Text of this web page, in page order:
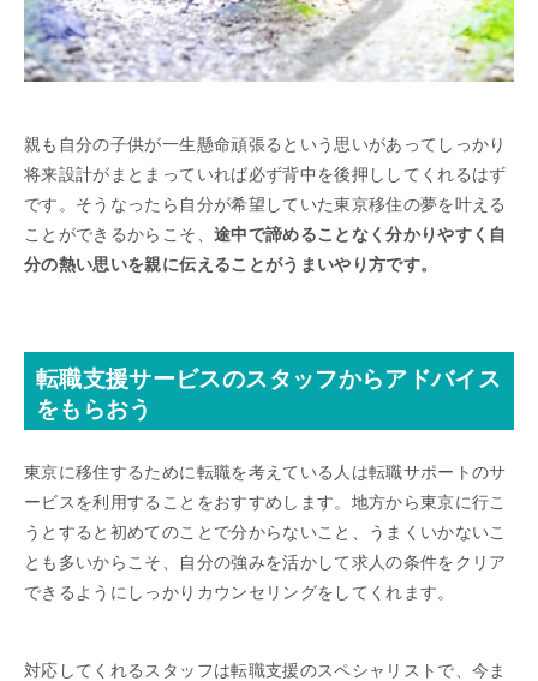
親も自分の子供が一生懸命頑張るという思いがあってしっかり
将来設計がまとまっていれば必ず背中を後押ししてくれるはず
です。そうなったら自分が希望していた東京移住の夢を叶える
ことができるからこそ、 途中で諦めることなく分かりやすく自
分の熱い思いを親に伝えることがうまいやり方です。
転職支援サービスのスタッフからアドバイス
をもらおう
東京に移住するために転職を考えている人は転職サポートのサ
ービスを利用することをおすすめします。地方から東京に行こ
うとすると初めてのことで分からないこと、うまくいかないこ
とも多いからこそ、自分の強みを活かして求人の条件をクリア
できるようにしっかりカウンセリングをしてくれます。
対応してくれるスタッフは転職支援のスペシャリストで、今ま